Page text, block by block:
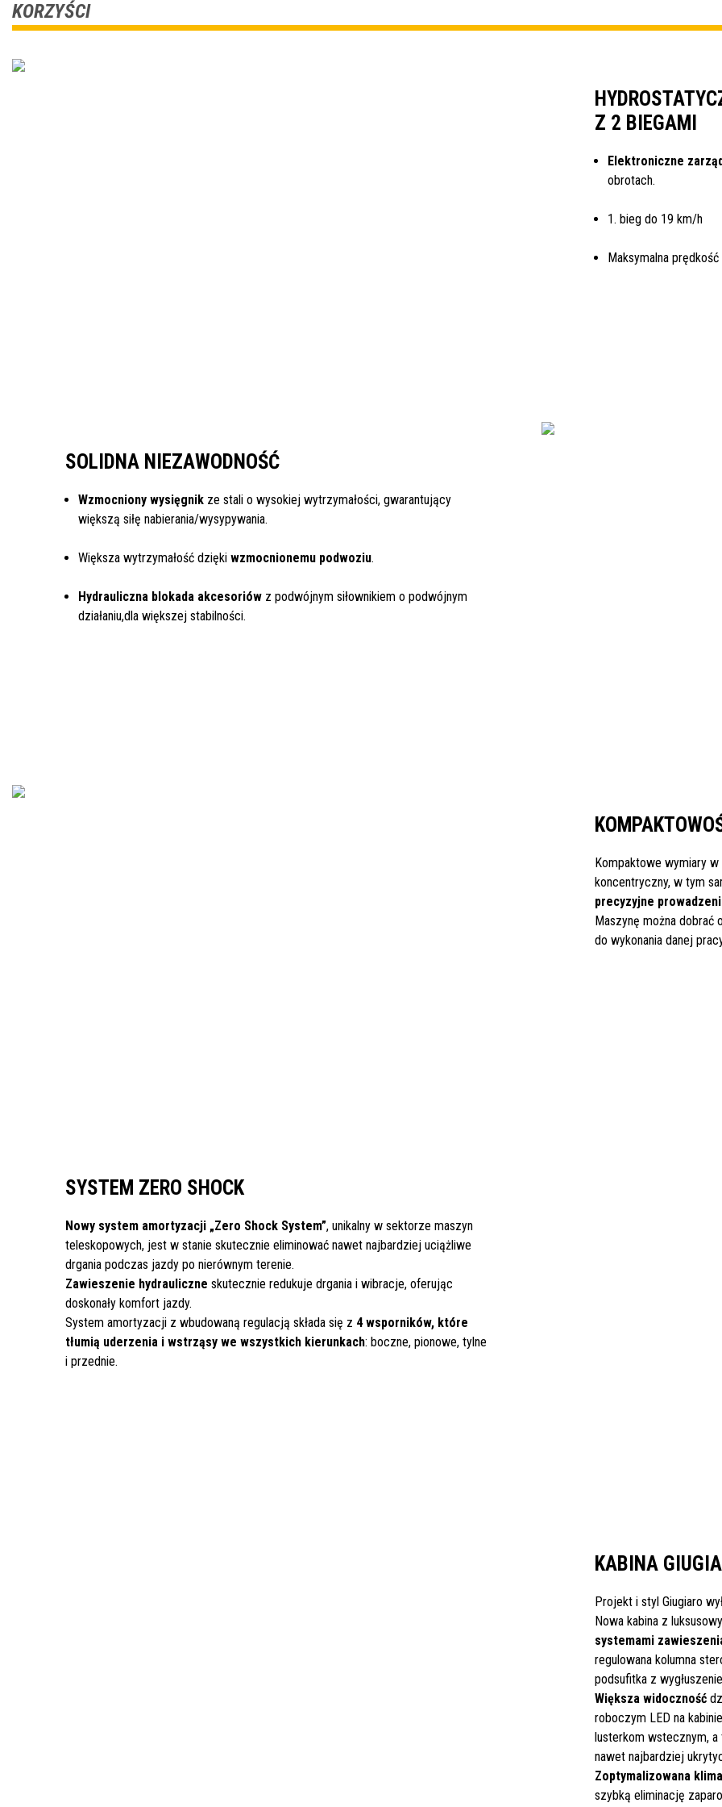
KORZYŚCI
Z 2 BIEGAMI
Elektroniczne
obrotach.
1. bieg do 19 km/h
Maksymalna
SOLIDNA NIEZAWODNOŚĆ
Wzmocniony wysięgnikze stali o wysokiej wytrzymałości, gwarantujący
większą siłę nabierania/wysypywania.
Większa wytrzymałość dzięki wzmocnionemu podwoziu.
Hydrauliczna blokada akcesoriówz podwójnym siłownikiem o podwójnym
działaniu,dla większej stabilności.
Kompaktowe wymiary
koncentryczny, w tym
precyzyjne
Maszynę można
do wykonania danej
SYSTEM ZERO SHOCK
Nowy system amortyzacji „Zero Shock System”, unikalny w sektorze maszyn
teleskopowych, jest w stanie skutecznie eliminować nawet najbardziej uciążliwe
drgania podczas jazdy po nierównym terenie.
Zawieszenie hydrauliczne skutecznie redukuje drgania i wibracje, oferując
doskonały komfort jazdy.
System amortyzacji z wbudowaną regulacją składa się z 4 wsporników, które
tłumią uderzenia i wstrząsy we wszystkich kierunkach: boczne, pionowe, tylne
i przednie.
KABINA
Projekt i styl Giugiaro
Nowa kabina z
systemami
regulowana kolumna
podsufitka z
Większa widoczność
roboczym LED na
lusterkom wstecznym,
nawet najbardziej
Zoptymalizowana
szybką eliminację